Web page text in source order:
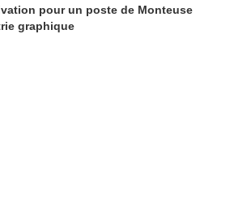
pour un poste de Monteuse
graphique